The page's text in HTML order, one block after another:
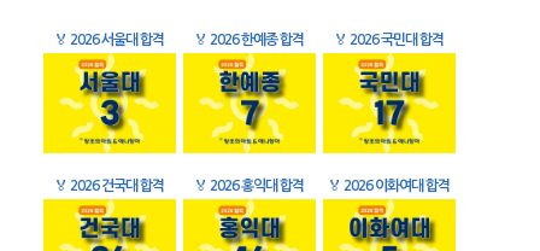
🏅 2026 서울대 합격 🏅 2026 한예종 합격 🏅 2026 국민대 합격
🏅 2026 건국대 합격 🏅 2026 홍익대 합격 🏅 2026 이화여대 합격